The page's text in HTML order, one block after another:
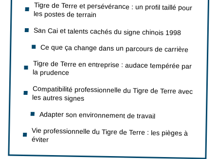
Tigre de Terre et persévérance : un profil taillé pour
les postes de terrain
San Cai et talents cachés du signe chinois 1998
Ce que ça change dans un parcours de carrière
Tigre de Terre en entreprise : audace tempérée par
la prudence
Compatibilité professionnelle du Tigre de Terre avec
les autres signes
Adapter son environnement de travail
Vie professionnelle du Tigre de Terre : les pièges à
éviter